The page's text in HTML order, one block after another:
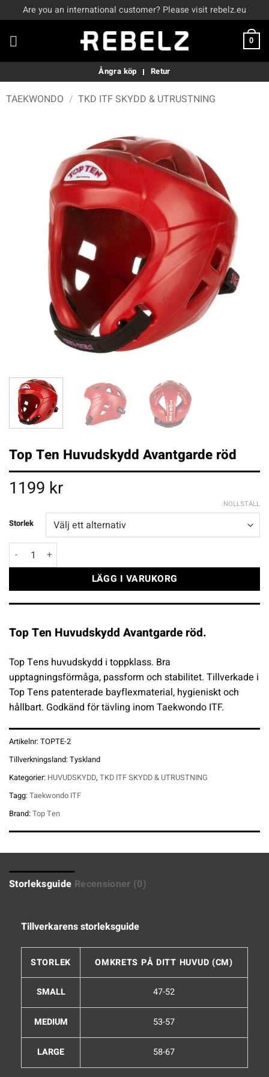
to
content
Are you an international customer? Please visit rebelz.eu
0
Ångra köp Retur
TAEKWONDO / TKD ITF SKYDD & UTRUSTNING
Top Ten Huvudskydd Avantgarde röd
1199 kr
Storlek
NOLLSTÄLL
Top Ten Huvudskydd Avantgarde röd mängd
LÄGG I VARUKORG
Top Ten Huvudskydd Avantgarde röd.
Top Tens huvudskydd i toppklass. Bra
upptagningsförmåga, passform och stabilitet. Tillverkade i
Top Tens patenterade bayflexmaterial, hygieniskt och
hållbart. Godkänd för tävling inom Taekwondo ITF.
Artikelnr:TOPTE-2
Tillverkningsland:Tyskland
Kategorier: HUVUDSKYDD, TKD ITF SKYDD & UTRUSTNING
Tagg:Taekwondo ITF
Brand:Top Ten
Storleksguide Recensioner (0)
Tillverkarens storleksguide
STORLEK OMKRETS PÅ DITT HUVUD (CM)
SMALL 47-52
MEDIUM 53-57
LARGE 58-67